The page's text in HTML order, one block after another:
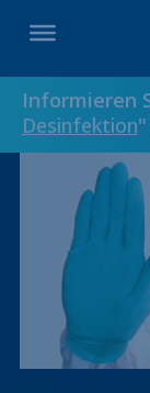
Informieren
Desinfektion